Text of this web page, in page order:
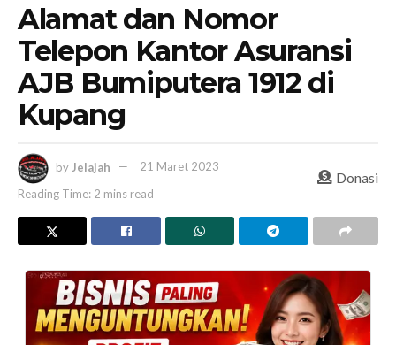
Alamat dan Nomor
Telepon Kantor Asuransi
AJB Bumiputera 1912 di
Kupang
by Jelajah
21 Maret 2023
Reading Time: 2 mins read
Donasi